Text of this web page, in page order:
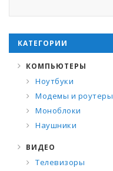
КАТЕГОРИИ
КОМПЬЮТЕРЫ
Ноутбуки
Модемы и роутеры
Моноблоки
Наушники
ВИДЕО
Телевизоры